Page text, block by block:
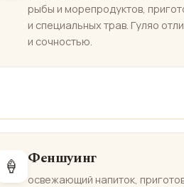
рыбы и морепродуктов,
и специальных трав. Гуляо
и сочностью.
🍦 Феншуинг
освежающий напиток,